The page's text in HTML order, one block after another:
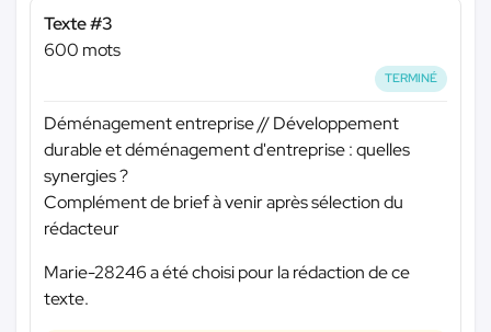
Texte #3
600 mots
TERMINÉ
Déménagement entreprise // Développement
durable et déménagement d'entreprise : quelles
synergies ?
Complément de brief à venir après sélection du
rédacteur
Marie-28246 a été choisi pour la rédaction de ce
texte.